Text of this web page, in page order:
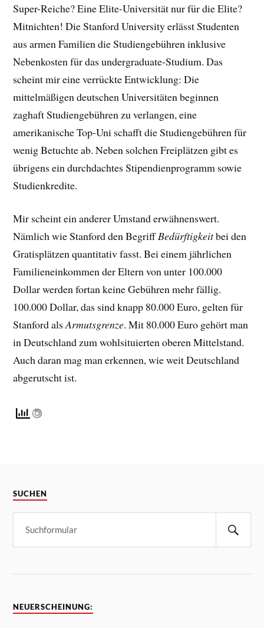
Super-Reiche? Eine Elite-Universität nur für die Elite?
Mitnichten! Die Stanford University erlässt Studenten
aus armen Familien die Studiengebühren inklusive
Nebenkosten für das undergraduate-Studium. Das
scheint mir eine verrückte Entwicklung: Die
mittelmäßigen deutschen Universitäten beginnen
zaghaft Studiengebühren zu verlangen, eine
amerikanische Top-Uni schafft die Studiengebühren für
wenig Betuchte ab. Neben solchen Freiplätzen gibt es
übrigens ein durchdachtes Stipendienprogramm sowie
Studienkredite.
Mir scheint ein anderer Umstand erwähnenswert.
Nämlich wie Stanford den BegriffBedürftigkeitbei den
Gratisplätzen quantitativ fasst. Bei einem jährlichen
Familieneinkommen der Eltern von unter 100.000
Dollar werden fortan keine Gebühren mehr fällig.
100.000 Dollar, das sind knapp 80.000 Euro, gelten für
Stanford alsArmutsgrenze. Mit 80.000 Euro gehört man
in Deutschland zum wohlsituierten oberen Mittelstand.
Auch daran mag man erkennen, wie weit Deutschland
abgerutscht ist.
SUCHEN
NEUERSCHEINUNG: